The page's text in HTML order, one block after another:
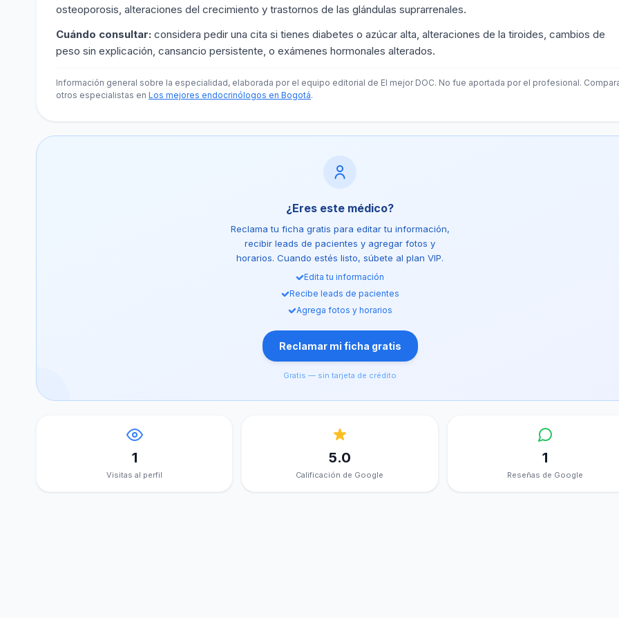
osteoporosis, alteraciones del crecimiento y trastornos de las glándulas suprarrenales.
Cuándo consultar: considera pedir una cita si tienes diabetes o azúcar alta, alteraciones de la tiroides, cambios de
peso sin explicación, cansancio persistente, o exámenes hormonales alterados.
Información general sobre la especialidad, elaborada por el equipo editorial de El mejor DOC. No fue aportada por el profesional.
otros especialistas en Los mejores endocrinólogos en Bogotá.
¿Eres este médico?
Reclama tu ficha gratis para editar tu información,
recibir leads de pacientes y agregar fotos y
horarios. Cuando estés listo, súbete al plan VIP.
Edita tu información
Recibe leads de pacientes
Agrega fotos y horarios
Reclamar mi ficha gratis
Gratis — sin tarjeta de crédito
1
Visitas al perfil
5.0
Calificación de Google
1
Reseñas de Google